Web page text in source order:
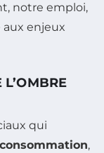
notre emploi,
enjeux
L’OMBRE
qui
consommation,